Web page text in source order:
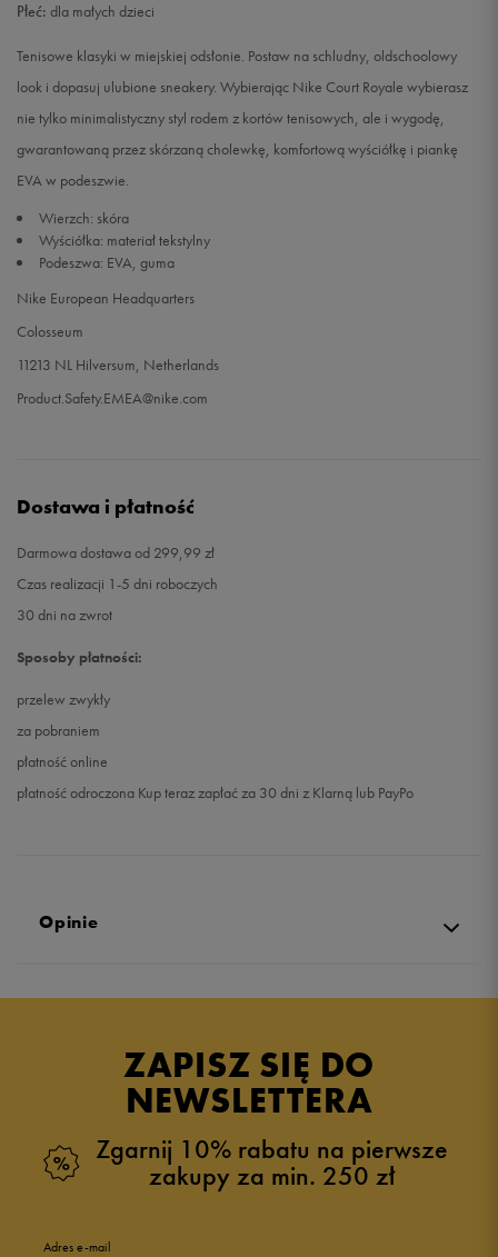
31 19 cm Powiadom o dostępności
31,5 19,5 cm Powiadom o dostępności
33 20,5 cm
33,5
34 21,5 cm
Płeć: dla małych dzieci
Tenisowe klasyki w miejskiej odsłonie. Postaw na schludny, oldschoolowy
look i dopasuj ulubione sneakery. Wybierając Nike Court Royale wybierasz
nie tylko minimalistyczny styl rodem z kortów tenisowych, ale i wygodę,
gwarantowaną przez skórzaną cholewkę, komfortową wyściółkę i piankę
EVA w podeszwie.
Wierzch: skóra
Wyściółka: materiał tekstylny
Podeszwa: EVA, guma
Nike European Headquarters
Colosseum
11213 NL Hilversum, Netherlands
Product.Safety.EMEA@nike.com
Dostawa i płatność
Darmowa dostawa od 299,99 zł
Czas realizacji 1-5 dni roboczych
30 dni na zwrot
Sposoby płatności:
przelew zwykły
za pobraniem
płatność online
płatność odroczona Kup teraz zapłać za 30 dni z Klarną lub PayPo
Opinie
ZAPISZ SIĘ DO
NEWSLETTERA
Zgarnij 10% rabatu na pierwsze
zakupy za min. 250 zł
Adres e-mail